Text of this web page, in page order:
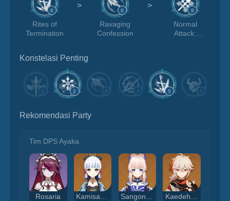
8
Rites of
Termination
>
8
Ravaging
Confession
>
8
Normal
Attack:
Konstelasi Penting
1 2 3 4 5 6
Rekomendasi Party
Tim DPS Ayaka
Rosaria